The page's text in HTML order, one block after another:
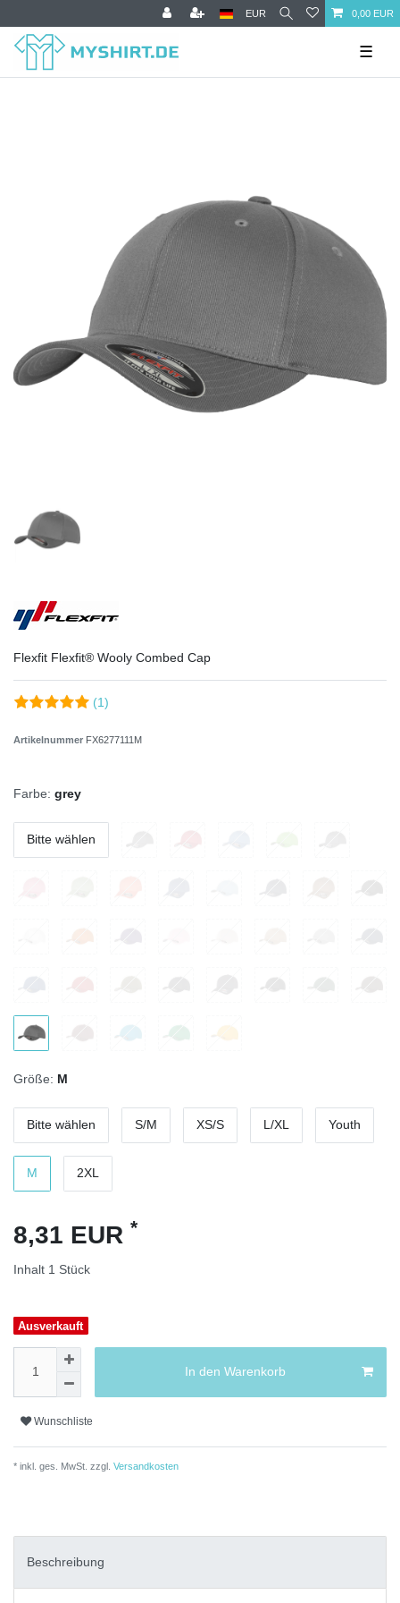
EUR 0,00 EUR
☰
Flexfit Flexfit® Wooly Combed Cap
(1)
Artikelnummer FX6277111M
Farbe: grey
Bitte wählen
Größe: M
Bitte wählen S/M XS/S L/XL Youth
M 2XL
8,31 EUR *
Inhalt 1 Stück
Ausverkauft
In den Warenkorb
Wunschliste
* inkl. ges. MwSt. zzgl. Versandkosten
Beschreibung